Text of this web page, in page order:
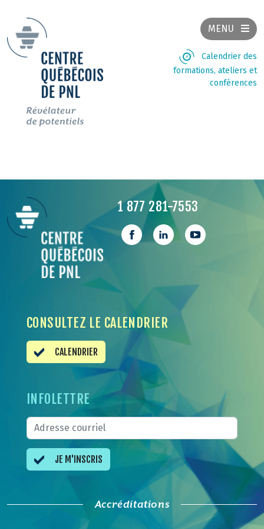
MENU
Calendrier des
formations, ateliers et
conférences
1 877 281-7553
CONSULTEZ LE CALENDRIER
CALENDRIER
INFOLETTRE
JE M'INSCRIS
Accréditations